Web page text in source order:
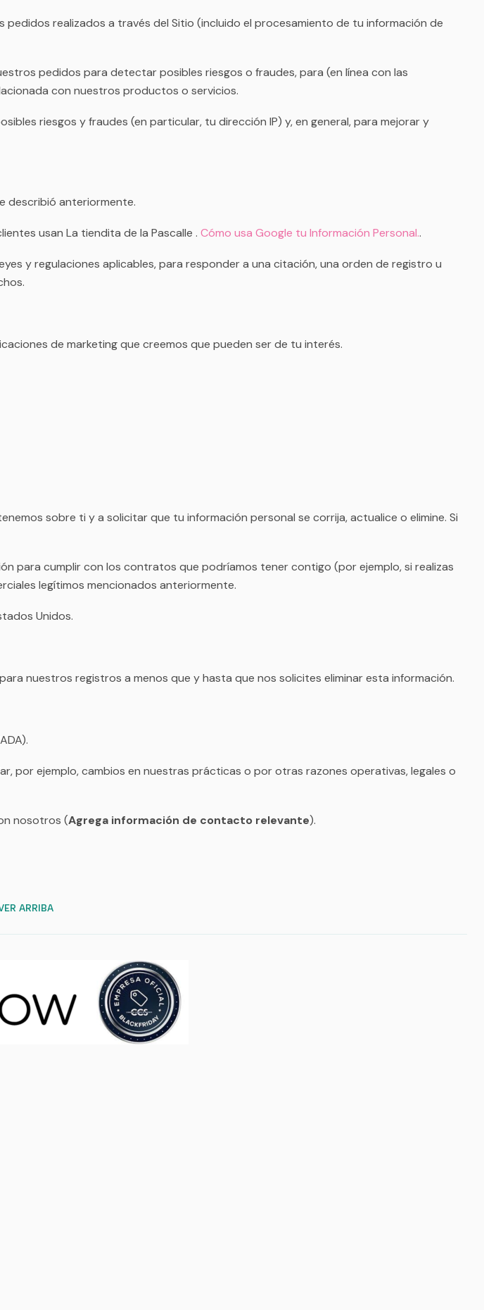
realizados a través del Sitio (incluido el procesamiento de tu información de
pedidos para detectar posibles riesgos o fraudes, para (en línea con las
con nuestros productos o servicios.
riesgos y fraudes (en particular, tu dirección IP) y, en general, para mejorar y
describió anteriormente.
usan La tiendita de la Pascalle . Cómo usa Google tu Información Personal..
y regulaciones aplicables, para responder a una citación, una orden de registro u
de marketing que creemos que pueden ser de tu interés.
sobre ti y a solicitar que tu información personal se corrija, actualice o elimine. Si
para cumplir con los contratos que podríamos tener contigo (por ejemplo, si realizas
legítimos mencionados anteriormente.
Unidos.
nuestros registros a menos que y hasta que nos solicites eliminar esta información.
por ejemplo, cambios en nuestras prácticas o por otras razones operativas, legales o
nosotros (Agrega información de contacto relevante).
ARRIBA